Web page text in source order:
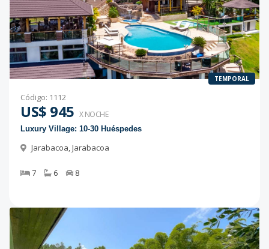
TEMPORAL
Código: 1112
US$ 945 X NOCHE
Luxury Village: 10-30 Huéspedes
Jarabacoa,Jarabacoa
7 6 8